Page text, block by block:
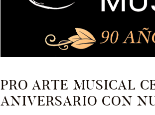
PRO ARTE MUSICAL
ANIVERSARIO CON